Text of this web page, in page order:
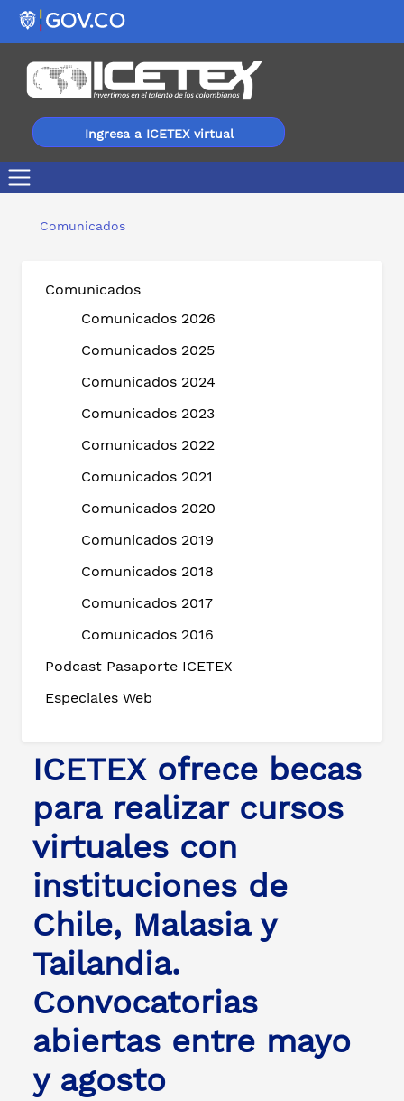
Ingresa a ICETEX virtual
Comunicados
Comunicados
Comunicados 2026
Comunicados 2025
Comunicados 2024
Comunicados 2023
Comunicados 2022
Comunicados 2021
Comunicados 2020
Comunicados 2019
Comunicados 2018
Comunicados 2017
Comunicados 2016
Podcast Pasaporte ICETEX
Especiales Web
ICETEX ofrece becas
para realizar cursos
virtuales con
instituciones de
Chile, Malasia y
Tailandia.
Convocatorias
abiertas entre mayo
y agosto